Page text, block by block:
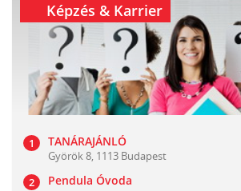
Képzés & Karrier
TANÁRAJÁNLÓ
Györök 8, 1113 Budapest
Pendula Óvoda